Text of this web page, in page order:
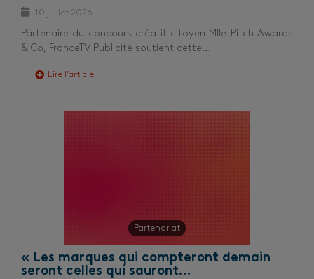
10 juillet 2026
Partenaire du concours créatif citoyen Mlle Pitch Awards
& Co, FranceTV Publicité soutient cette…
Lire l’article
Partenariat
« Les marques qui compteront demain
seront celles qui sauront…